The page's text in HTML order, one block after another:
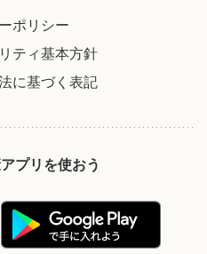
ポリシー
ティ基本方針
に基づく表記
プリを使おう